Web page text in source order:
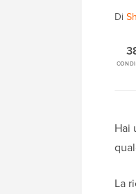
Di
Hai
La